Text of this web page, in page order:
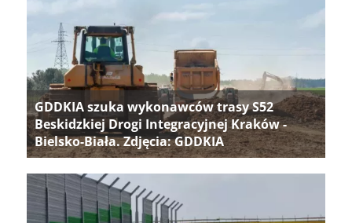
GDDKIA szuka wykonawców trasy S52
Beskidzkiej Drogi Integracyjnej Kraków -
Bielsko-Biała. Zdjęcia: GDDKIA